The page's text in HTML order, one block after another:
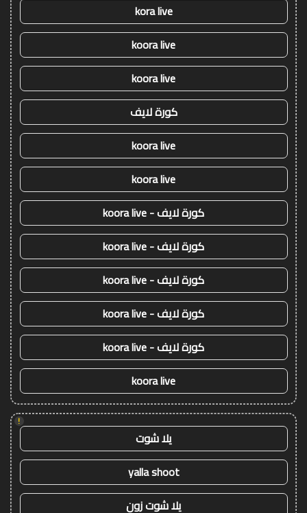
kora live
koora live
koora live
كورة لايف
koora live
koora live
كورة لايف - koora live
كورة لايف - koora live
كورة لايف - koora live
كورة لايف - koora live
كورة لايف - koora live
koora live
!
يلا شوت
yalla shoot
يلا شوت زون